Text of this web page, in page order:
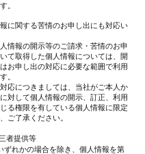
。
に関する苦情のお申し出にも対応い
情報の開示等のご請求・苦情のお申
て取得した個人情報については、開
お申し出の対応に必要な範囲で利用
。
応につきましては、当社がご本人か
対して個人情報の開示、訂正、利用
る権限を有している個人情報に限定
ご了承ください。
者提供等
ずれかの場合を除き、個人情報を第